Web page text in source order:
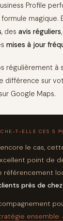
Profile
magique.
, desavis réguliers
mises à jour
régulièrement à
différence sur
Google Maps.
T-ELLE CES 5
le cas,
point de
référencement
près de
ensemble